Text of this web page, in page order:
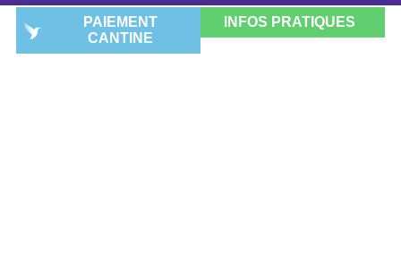
PAIEMENT
CANTINE
INFOS PRATIQUES